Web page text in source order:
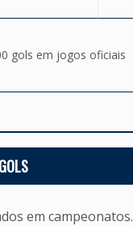
gols em jogos oficiais
em campeonatos.